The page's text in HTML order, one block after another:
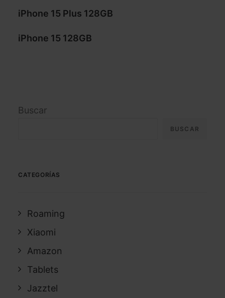
iPhone 15 Plus 128GB
iPhone 15 128GB
Buscar
BUSCAR
CATEGORÍAS
Roaming
Xiaomi
Amazon
Tablets
Jazztel